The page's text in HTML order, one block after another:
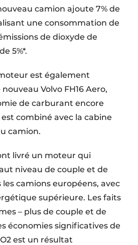
camion ajoute 7% de
une consommation de
de dioxyde de
5%*.
est également
Volvo FH16 Aero,
de carburant encore
combiné avec la cabine
camion.
livré un moteur qui
niveau de couple et de
camions européens, avec
supérieure. Les faits
– plus de couple et de
économies significatives de
est un résultat